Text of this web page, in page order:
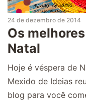
24 de dezembro de 2014
Os
Natal
Hoje é véspera de
Mexido de Ideias
blog para você